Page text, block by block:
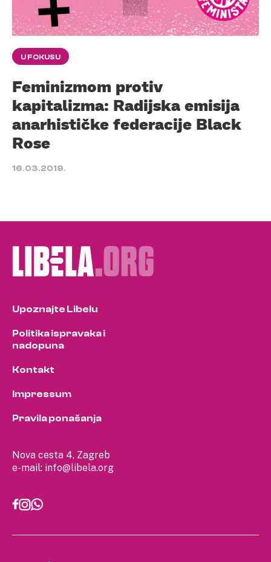
U FOKUSU
Feminizmom protiv
kapitalizma: Radijska emisija
anarhističke federacije Black
Rose
16.03.2019.
Nova cesta 4, Zagreb
e-mail: info@libela.org
Upoznajte Libelu
Politika ispravaka i
nadopuna
Kontakt
Impressum
Pravila ponašanja